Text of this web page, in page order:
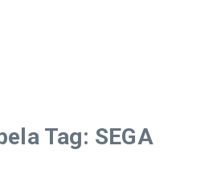
Tag: SEGA